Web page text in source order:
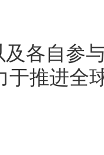
各自参
于推进全